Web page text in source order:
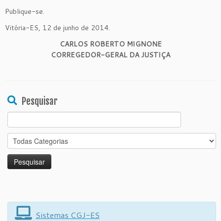
Publique-se.
Vitória-ES, 12 de junho de 2014.
CARLOS ROBERTO MIGNONE
CORREGEDOR-GERAL DA JUSTIÇA
Pesquisar
Search
for:
Sistemas CGJ-ES